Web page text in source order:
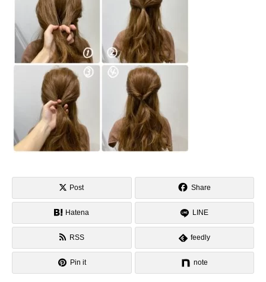
Post Share
Hatena LINE
RSS feedly
Pin it note